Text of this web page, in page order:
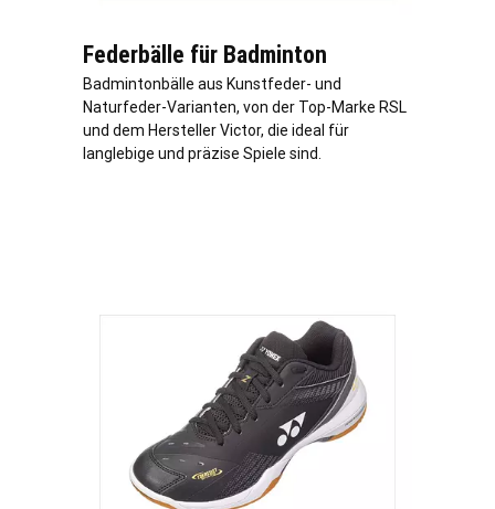
Federbälle für Badminton
Badmintonbälle aus Kunstfeder- und
Naturfeder-Varianten, von der Top-Marke RSL
und dem Hersteller Victor, die ideal für
langlebige und präzise Spiele sind.